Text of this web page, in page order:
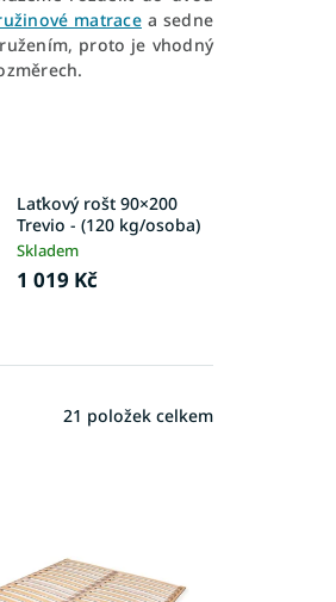
matracea sedne
proto je vhodný
Laťkový rošt 90×200
Trevio - (120 kg/osoba)
Skladem
1 019 Kč
21 položek celkem